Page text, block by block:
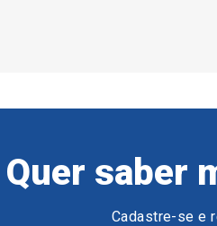
Quer saber
Cadastre-se e